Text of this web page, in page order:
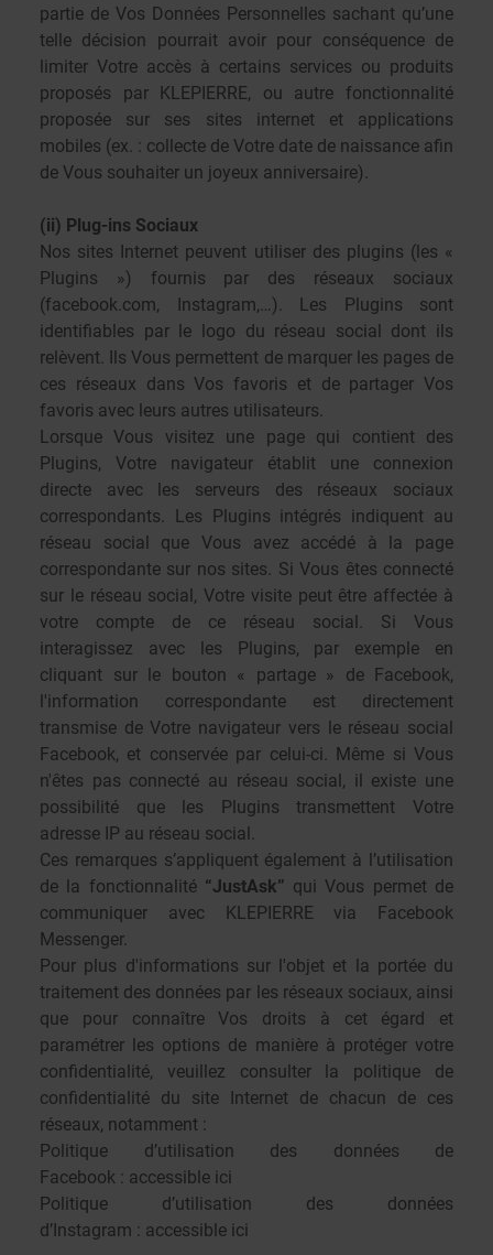
partie de Vos Données Personnelles sachant qu’une
telle décision pourrait avoir pour conséquence de
limiter Votre accès à certains services ou produits
proposés par KLEPIERRE, ou autre fonctionnalité
proposée sur ses sites internet et applications
mobiles (ex. : collecte de Votre date de naissance afin
de Vous souhaiter un joyeux anniversaire).
(ii) Plug-ins Sociaux
Nos sites Internet peuvent utiliser des plugins (les «
Plugins ») fournis par des réseaux sociaux
(facebook.com, Instagram,…). Les Plugins sont
identifiables par le logo du réseau social dont ils
relèvent. Ils Vous permettent de marquer les pages de
ces réseaux dans Vos favoris et de partager Vos
favoris avec leurs autres utilisateurs.
Lorsque Vous visitez une page qui contient des
Plugins, Votre navigateur établit une connexion
directe avec les serveurs des réseaux sociaux
correspondants. Les Plugins intégrés indiquent au
réseau social que Vous avez accédé à la page
correspondante sur nos sites. Si Vous êtes connecté
sur le réseau social, Votre visite peut être affectée à
votre compte de ce réseau social. Si Vous
interagissez avec les Plugins, par exemple en
cliquant sur le bouton « partage » de Facebook,
l'information correspondante est directement
transmise de Votre navigateur vers le réseau social
Facebook, et conservée par celui-ci. Même si Vous
n'êtes pas connecté au réseau social, il existe une
possibilité que les Plugins transmettent Votre
adresse IP au réseau social.
Ces remarques s’appliquent également à l’utilisation
de la fonctionnalité “JustAsk” qui Vous permet de
communiquer avec KLEPIERRE via Facebook
Messenger.
Pour plus d'informations sur l'objet et la portée du
traitement des données par les réseaux sociaux, ainsi
que pour connaître Vos droits à cet égard et
paramétrer les options de manière à protéger votre
confidentialité, veuillez consulter la politique de
confidentialité du site Internet de chacun de ces
réseaux, notamment :
Politique d’utilisation des données de
Facebook : accessible ici
Politique d’utilisation des données
d’Instagram : accessible ici